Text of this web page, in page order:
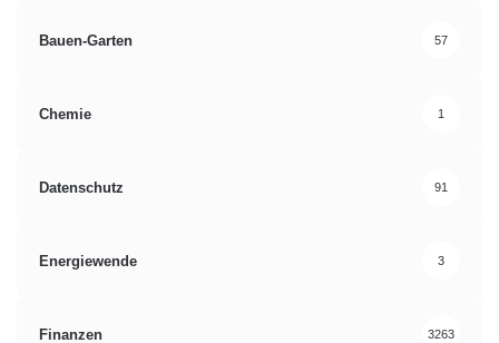
Bauen-Garten 57
Chemie 1
Datenschutz 91
Energiewende 3
Finanzen 3263